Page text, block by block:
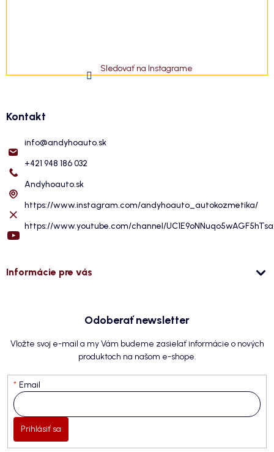
Sledovať na Instagrame
Kontakt
info@andyhoauto.sk
+421 948 186 032
Andyhoauto.sk
https://www.instagram.com/andyhoauto_autokozmetika/
https://www.youtube.com/channel/
Informácie pre vás
Odoberať newsletter
Vložte svoj e-mail a my Vám budeme zasielať informácie o nových
produktoch na našom e-shope.
Email
Prihlásiť sa